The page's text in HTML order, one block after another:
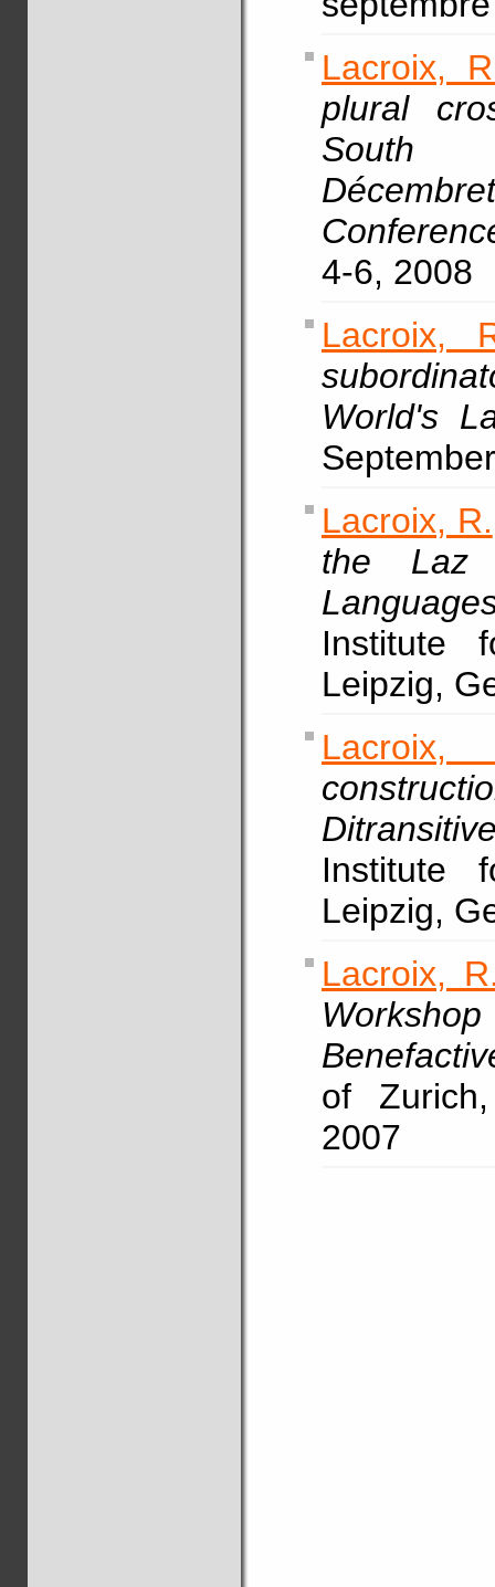
Lacroix,
plural
South
4-6, 2008
Lacroix,
World's
Lacroix, R.
the Laz
Institute
Leipzig,
Institute
Leipzig,
Lacroix,
of
2007